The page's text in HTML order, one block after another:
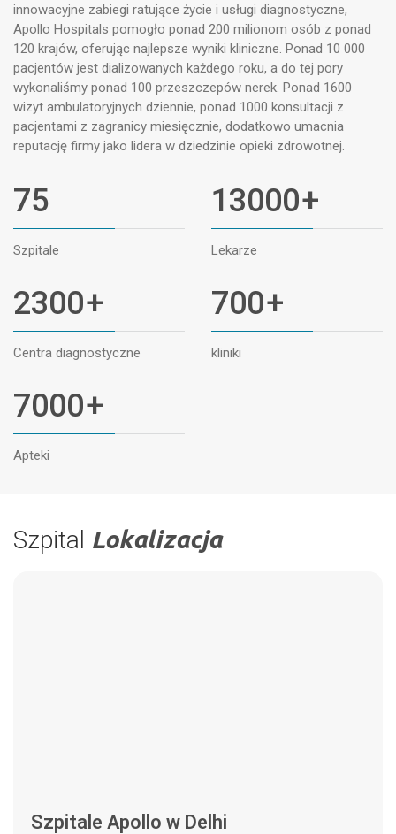
innowacyjne zabiegi ratujące życie i usługi diagnostyczne,
Apollo Hospitals pomogło ponad 200 milionom osób z ponad
120 krajów, oferując najlepsze wyniki kliniczne. Ponad 10 000
pacjentów jest dializowanych każdego roku, a do tej pory
wykonaliśmy ponad 100 przeszczepów nerek. Ponad 1600
wizyt ambulatoryjnych dziennie, ponad 1000 konsultacji z
pacjentami z zagranicy miesięcznie, dodatkowo umacnia
reputację firmy jako lidera w dziedzinie opieki zdrowotnej.
75
Szpitale
13000+
Lekarze
2300+
Centra diagnostyczne
700+
kliniki
7000+
Apteki
Szpital Lokalizacja
Szpitale Apollo w Delhi